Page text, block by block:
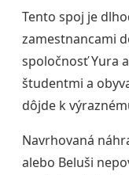
Tento spoj je
zamestnancami
spoločnosť Yura
študentmi a
dôjde k
Navrhovaná
alebo Beluši